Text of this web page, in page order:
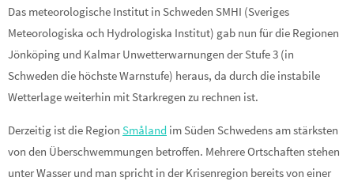
Das meteorologische Institut in Schweden SMHI (Sveriges
Meteorologiska och Hydrologiska Institut) gab nun für die Regionen
Jönköping und Kalmar Unwetterwarnungen der Stufe 3 (in
Schweden die höchste Warnstufe) heraus, da durch die instabile
Wetterlage weiterhin mit Starkregen zu rechnen ist.
Derzeitig ist die Region Småland im Süden Schwedens am stärksten
von den Überschwemmungen betroffen. Mehrere Ortschaften stehen
unter Wasser und man spricht in der Krisenregion bereits von einer